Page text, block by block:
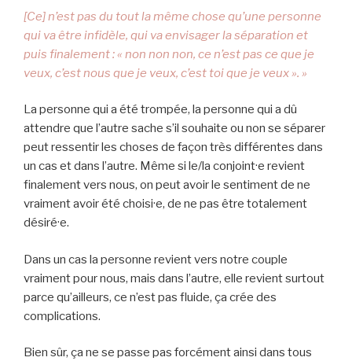
[Ce] n’est pas du tout la même chose qu’une personne
qui va être infidèle, qui va envisager la séparation et
puis finalement : « non non non, ce n’est pas ce que je
veux, c’est nous que je veux, c’est toi que je veux ». »
La personne qui a été trompée, la personne qui a dû
attendre que l’autre sache s’il souhaite ou non se séparer
peut ressentir les choses de façon très différentes dans
un cas et dans l’autre. Même si le/la conjoint·e revient
finalement vers nous, on peut avoir le sentiment de ne
vraiment avoir été choisi·e, de ne pas être totalement
désiré·e.
Dans un cas la personne revient vers notre couple
vraiment pour nous, mais dans l’autre, elle revient surtout
parce qu’ailleurs, ce n’est pas fluide, ça crée des
complications.
Bien sûr, ça ne se passe pas forcément ainsi dans tous